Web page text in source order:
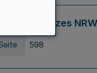
Gesetzes NRW
598